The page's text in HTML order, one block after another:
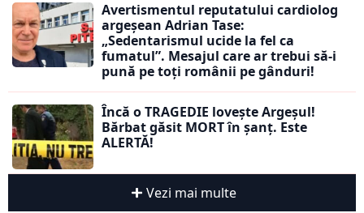
Avertismentul reputatului cardiolog
argeșean Adrian Tase:
„Sedentarismul ucide la fel ca
fumatul”. Mesajul care ar trebui să-i
pună pe toți românii pe gânduri!
Încă o TRAGEDIE lovește Argeșul!
Bărbat găsit MORT în șanț. Este
ALERTĂ!
Vezi mai multe